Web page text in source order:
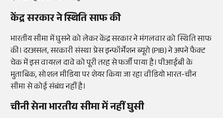
केंद्र सरकार ने स्थिति साफ की
भारतीय सीमा में घुसने को लेकर केंद्र सरकार ने मंगलवार को स्थिति साफ
की। दरअसल, सरकारी संस्था प्रेस इन्फॉर्मेशन ब्यूरो (PIB) ने अपने फैक्ट
चेक में इस वायरल दावे को पूरी तरह से फर्जी पाया है। पीआईबी के
मुताबिक, सोशल मीडिया पर शेयर किया जा रहा वीडियो भारत-चीन
सीमा से कोई संबंध नहीं है।
चीनी सेना भारतीय सीमा में नहीं घुसी